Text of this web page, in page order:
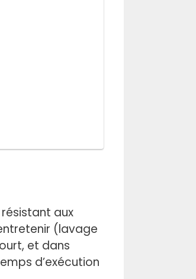
aux
(lavage
et dans
d’exécution